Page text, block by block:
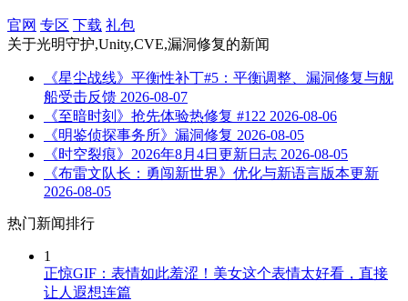
官网 专区 下载 礼包
关于光明守护,Unity,CVE,漏洞修复的新闻
《星尘战线》平衡性补丁#5：平衡调整、漏洞修复与舰
船受击反馈 2026-08-07
《至暗时刻》抢先体验热修复 #122 2026-08-06
《明鉴侦探事务所》漏洞修复 2026-08-05
《时空裂痕》2026年8月4日更新日志 2026-08-05
《布雷文队长：勇闯新世界》优化与新语言版本更新
2026-08-05
热门新闻排行
1
正惊GIF：表情如此羞涩！美女这个表情太好看，直接
让人遐想连篇